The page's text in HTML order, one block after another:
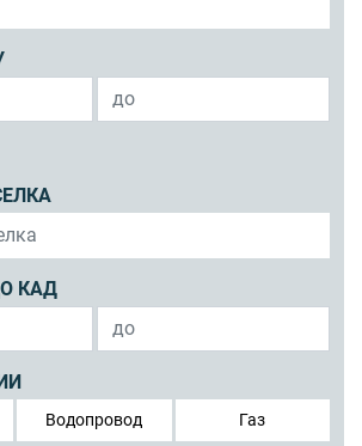
КАД
Водопровод Газ